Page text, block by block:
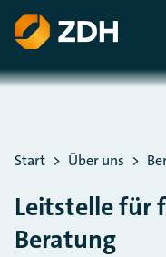
ZUM HAUPTINHALT
ZUR SUCHE SPRINGEN
Sie befinden sich hier:
Start Über uns
Leitstelle für
Beratung